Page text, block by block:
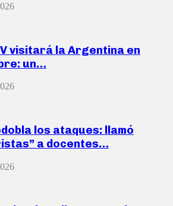
visitará la Argentina en
un…
los ataques: llamó
a docentes…